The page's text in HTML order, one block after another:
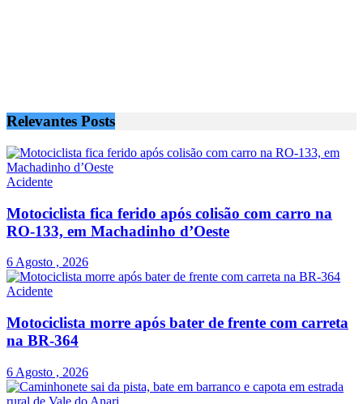
Relevantes Posts
Acidente
Motociclista fica ferido após colisão com carro na
RO-133, em Machadinho d’Oeste
6 Agosto , 2026
Acidente
Motociclista morre após bater de frente com carreta
na BR-364
6 Agosto , 2026